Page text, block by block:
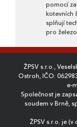
pomocí
kotevních
splňují
pro
ŽPSV s.r.o.,
Ostroh, IČO:
e-
Společnost je
soudem v Brně,
ŽPSV s.r.o. je